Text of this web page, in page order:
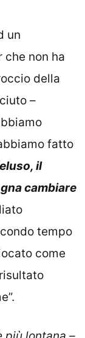
un
che non ha
della
–
fatto
il
cambiare
tempo
come